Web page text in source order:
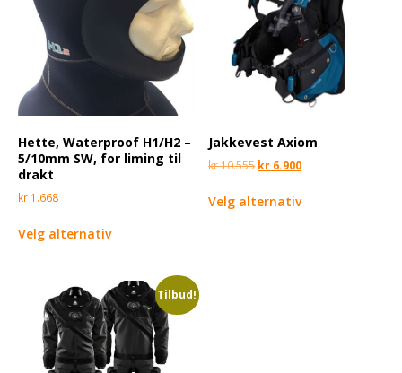
Hette, Waterproof H1/H2 –
5/10mm SW, for liming til
drakt
kr 1.668
Velg alternativ
Jakkevest Axiom
kr10.555 kr 6.900
Velg alternativ
Tilbud!